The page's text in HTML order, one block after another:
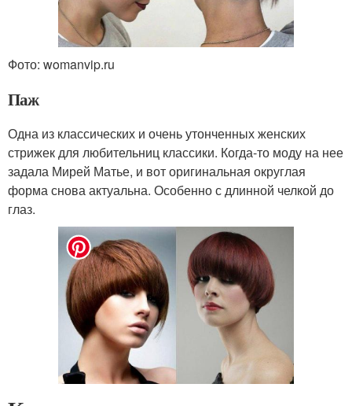
Фото: womanvip.ru
Паж
Одна из классических и очень утонченных женских
стрижек для любительниц классики. Когда-то моду на нее
задала Мирей Матье, и вот оригинальная округлая
форма снова актуальна. Особенно с длинной челкой до
глаз.